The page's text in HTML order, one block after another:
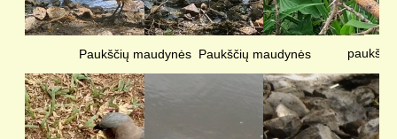
Paukščių maudynės Paukščių maudynės